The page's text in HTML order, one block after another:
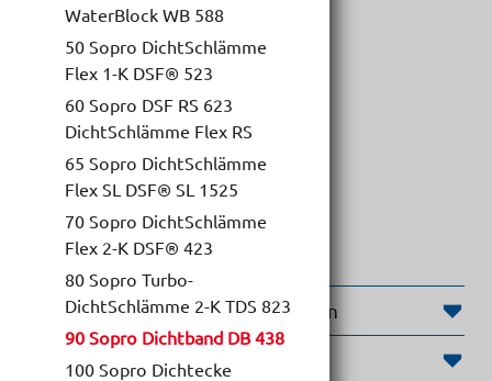
WaterBlock WB 588
50 Sopro DichtSchlämme
Flex 1-K DSF® 523
60 Sopro DSF RS 623
DichtSchlämme Flex RS
65 Sopro DichtSchlämme
Flex SL DSF® SL 1525
70 Sopro DichtSchlämme
Flex 2-K DSF® 423
80 Sopro Turbo-
DichtSchlämme 2-K TDS 823
90 Sopro Dichtband DB 438
100 Sopro Dichtecke
Sopro Dichtband DB 438
Weiterführende Informationen
Produktinformationen